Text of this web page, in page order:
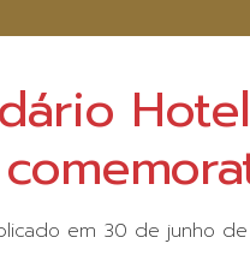
em 30 de junho de